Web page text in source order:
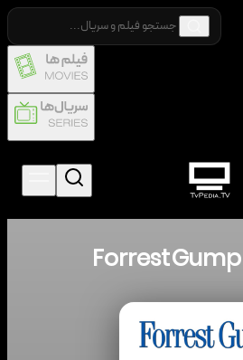
Forrest Gump